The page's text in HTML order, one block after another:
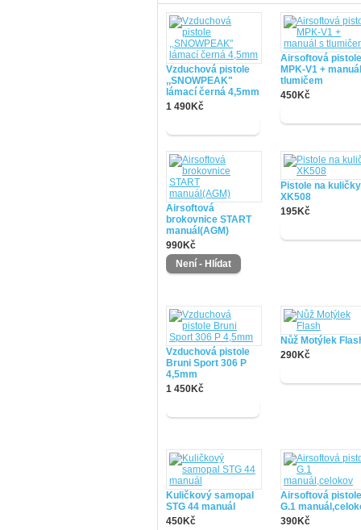
Vzduchová pistole
,,SNOWPEAK"
lámací černá 4,5mm
1 490Kč
Airsoftová pistole
MPK-V1 +
tlumičem
450Kč
Airsoftová
brokovnice START
manuál(AGM)
990Kč
Pistole na kuličky
XK508
195Kč
Vzduchová pistole
Bruni Sport 306 P
4,5mm
1 450Kč
Nůž Motýlek
290Kč
Kuličkový samopal
STG 44 manuál
450Kč
Airsoftová pistole
G.1
390Kč